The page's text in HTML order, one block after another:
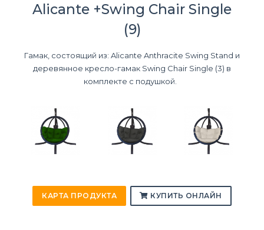
Alicante +Swing Chair Single
(9)
Гамак, состоящий из: Alicante Anthracite Swing Stand и
деревянное кресло-гамак Swing Chair Single (3) в
комплекте с подушкой.
КАРТА ПРОДУКТА КУПИТЬ ОНЛАЙН